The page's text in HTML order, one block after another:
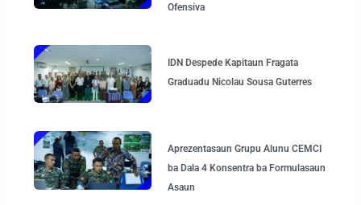
Ofensiva
IDN Despede Kapitaun Fragata
Graduadu Nicolau Sousa Guterres
Aprezentasaun Grupu Alunu CEMCI
ba Dala 4 Konsentra ba Formulasaun
Asaun